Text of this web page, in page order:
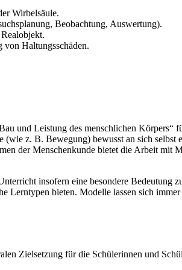
Wirbelsäule.
Beobachtung, Auswertung).
von Haltungsschäden.
und Leistung des menschlichen Körpers“
z. B. Bewegung) bewusst an sich
der Menschenkunde bietet die Arbeit mit
insofern eine besondere Bedeutung
bieten. Modelle lassen sich
Zielsetzung für die Schülerinnen und